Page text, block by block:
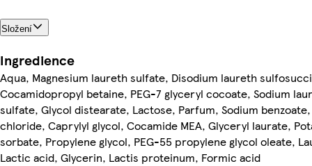
Složení
Ingredience
Aqua, Magnesium laureth sulfate, Disodium laureth
Cocamidopropyl betaine, PEG-7 glyceryl cocoate, Sodium
sulfate, Glycol distearate, Lactose, Parfum, Sodium
chloride, Caprylyl glycol, Cocamide MEA, Glyceryl laurate,
sorbate, Propylene glycol, PEG-55 propylene glycol oleate,
Lactic acid, Glycerin, Lactis proteinum, Formic acid